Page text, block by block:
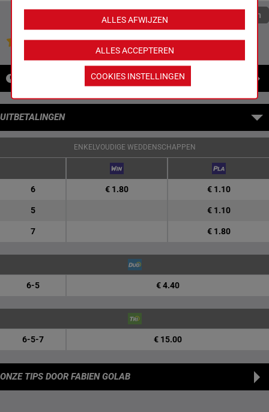
Quoteringen verversen
Jouw favoriete paarden
UITBETALINGEN
ENKELVOUDIGE WEDDENSCHAPPEN
6 € 1.80 € 1.10
5 € 1.10
7 € 1.80
6-5 € 4.40
6-5-7 € 15.00
ONZE TIPS DOOR FABIEN GOLAB
ALLES ACCEPTEREN
ALLES AFWIJZEN
COOKIES INSTELLINGEN